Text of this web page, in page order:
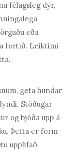
félagsleg dýr,
eða
fortíð. Leiktími
geta hundar
Stöðugar
og bjóða upp á
Þetta er form
upplifað.